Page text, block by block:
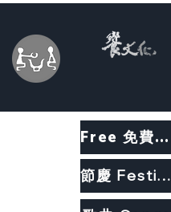
Free 免費教材
節慶 Festivals